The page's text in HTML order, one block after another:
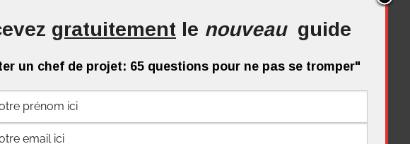
est à la base du projet et doit être utilisé pour lancer
au démarrage. Sachant que le démarrage est
de projet. Ainsi, en cas de
ou tout simplement créer une note de cadrage:
est trop tard pour le rédiger !
gratuitement le nouveau guide
un chef de projet: 65 questions pour ne pas se tromper"